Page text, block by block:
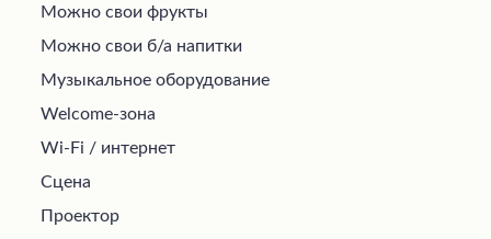
Можно свои фрукты
Можно свои б/а напитки
Музыкальное оборудование
Welcome-зона
Wi-Fi / интернет
Сцена
Проектор